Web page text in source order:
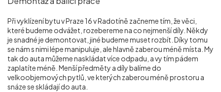
Při vyklízení bytu v Praze 16 v Radotíně začneme tím, že věci,
které budeme odvážet, rozebereme na co nejmenší díly. Někdy
je snadné je demontovat, jiné budeme muset rozbít. Díky tomu
se nám s nimi lépe manipuluje, ale hlavně zaberou méně místa. My
tak do auta můžeme naskládat více odpadu, a vy tím pádem
zaplatíte méně. Menší předměty a díly balíme do
velkoobjemových pytlů, ve kterých zaberou méně prostoru a
snáze se skládají do auta.